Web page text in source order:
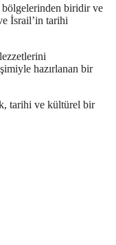
bölgelerinden biridir ve
İsrail’in tarihi
hazırlanan bir
tarihi ve kültürel bir